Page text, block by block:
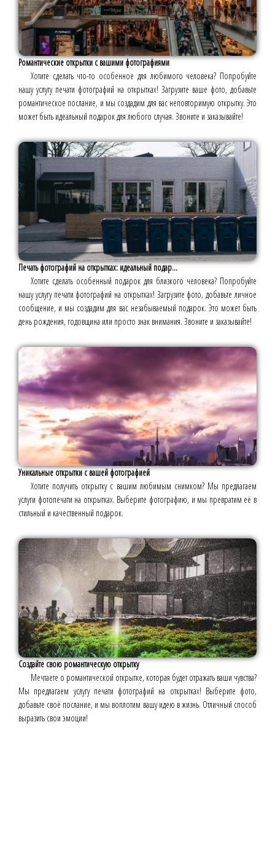
Романтические открытки с вашими фотографиями
Хотите сделать что-то особенное для любимого человека? Попробуйте
нашу услугу печати фотографий на открытках! Загрузите ваше фото, добавьте
романтическое послание, и мы создадим для вас неповторимую открытку. Это
может быть идеальный подарок для любого случая. Звоните и заказывайте!
Печать фотографий на открытках: идеальный подар...
Хотите сделать особенный подарок для близкого человека? Попробуйте
нашу услугу печати фотографий на открытках! Загрузите фото, добавьте личное
сообщение, и мы создадим для вас незабываемый подарок. Это может быть
день рождения, годовщина или просто знак внимания. Звоните и заказывайте!
Уникальные открытки с вашей фотографией
Хотите получить открытку с вашим любимым снимком? Мы предлагаем
услуги фотопечати на открытках. Выберите фотографию, и мы превратим её в
стильный и качественный подарок.
Создайте свою романтическую открытку
Мечтаете о романтической открытке, которая будет отражать ваши чувства?
Мы предлагаем услугу печати фотографий на открытках! Выберите фото,
добавьте своё послание, и мы воплотим вашу идею в жизнь. Отличный способ
выразить свои эмоции!